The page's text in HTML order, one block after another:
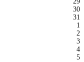
30
31
1
2
3
4
5